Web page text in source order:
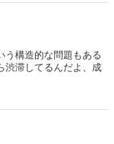
う構造的な問題もある
渋滞してるんだよ、成